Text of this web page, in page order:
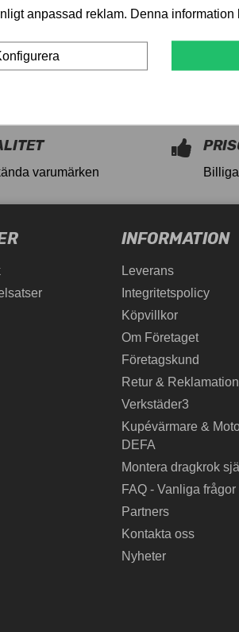
varumärken
INFORMATION
Leverans
Integritetspolicy
Köpvillkor
Om Företaget
Företagskund
Retur & Reklamation
Verkstäder3
Kupévärmare &
DEFA
Montera dragkrok
FAQ - Vanliga frågor
Partners
Kontakta oss
Nyheter
anpassad reklam. Denna information